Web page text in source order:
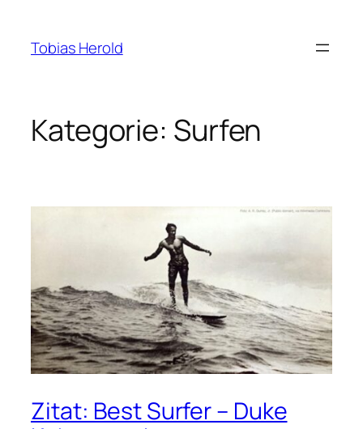
springen
Tobias Herold
Kategorie: Surfen
Zitat: Best Surfer – Duke